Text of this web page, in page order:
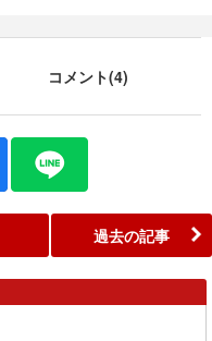
コメント(4)
過去の記事